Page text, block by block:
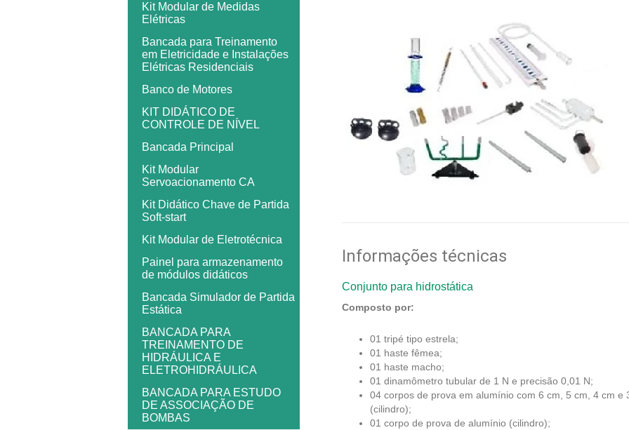
Kit Modular de Medidas
Elétricas
Bancada para Treinamento
em Eletricidade e Instalações
Elétricas Residenciais
Banco de Motores
KIT DIDÁTICO DE
CONTROLE DE NÍVEL
Bancada Principal
Kit Modular
Servoacionamento CA
Kit Didático Chave de Partida
Soft-start
Kit Modular de Eletrotécnica
Painel para armazenamento
de módulos didáticos
Bancada Simulador de Partida
Estática
BANCADA PARA
TREINAMENTO DE
HIDRÁULICA E
ELETROHIDRÁULICA
BANCADA PARA ESTUDO
DE ASSOCIAÇÃO DE
BOMBAS
Informações técnicas
Conjunto para hidrostática
Composto por:
01 tripé tipo estrela;
01 haste fêmea;
01 haste macho;
01 dinamômetro tubular de 1 N e precisão 0,01 N;
04 corpos de prova em alumínio com 6 cm, 5 cm, 4 cm e
(cilindro);
01 corpo de prova de alumínio (cilindro);